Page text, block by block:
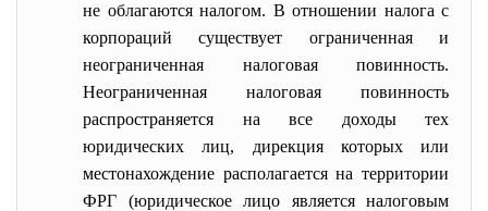
не облагаются налогом. В отношении налога с
корпораций существует ограниченная и
неограниченная налоговая повинность.
Неограниченная налоговая повинность
распространяется на все доходы тех
юридических лиц, дирекция которых или
местонахождение располагается на территории
ФРГ (юридическое лицо является налоговым